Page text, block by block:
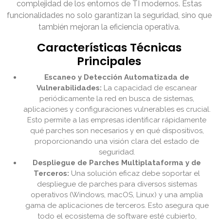
complejidad de los entornos de TI modernos. Estas
funcionalidades no solo garantizan la seguridad, sino que
también mejoran la eficiencia operativa.
Características Técnicas
Principales
Escaneo y Detección Automatizada de
Vulnerabilidades: La capacidad de escanear
periódicamente la red en busca de sistemas,
aplicaciones y configuraciones vulnerables es crucial.
Esto permite a las empresas identificar rápidamente
qué parches son necesarios y en qué dispositivos,
proporcionando una visión clara del estado de
seguridad.
Despliegue de Parches Multiplataforma y de
Terceros: Una solución eficaz debe soportar el
despliegue de parches para diversos sistemas
operativos (Windows, macOS, Linux) y una amplia
gama de aplicaciones de terceros. Esto asegura que
todo el ecosistema de software esté cubierto,